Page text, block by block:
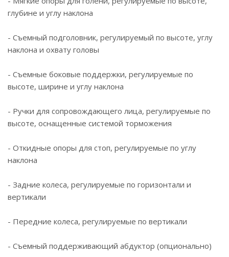
глубине и углу наклона
- Съемный подголовник, регулируемый по высоте, углу
наклона и охвату головы
- Съемные боковые поддержки, регулируемые по
высоте, ширине и углу наклона
- Ручки для сопровождающего лица, регулируемые по
высоте, оснащенные системой торможения
- Откидные опоры для стоп, регулируемые по углу
наклона
- Задние колеса, регулируемые по горизонтали и
вертикали
- Передние колеса, регулируемые по вертикали
- Съемный поддерживающий абдуктор (опционально)